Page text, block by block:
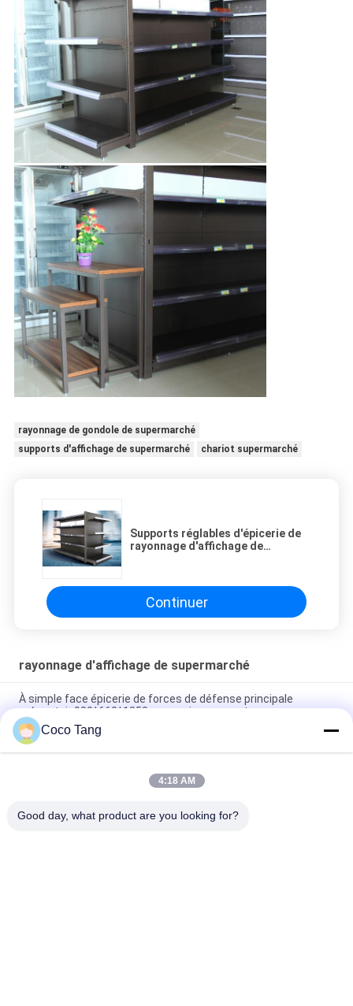
rayonnage de gondole de supermarché
supports d'affichage de supermarché
chariot supermarché
Supports réglables d'épicerie de
rayonnage d'affichage de
Continuer
rayonnage d'affichage de supermarché
À simple face épicerie de forces de défense principale
présentoir 900*660*1350mm environnementaux
les présentoirs d'épicerie de 900*350*2350mm doublent à
simple face
Couleur résistante de mélange de rayonnage d'affichage de
Coco Tang
4:18 AM
Good day, what product are you looking for?